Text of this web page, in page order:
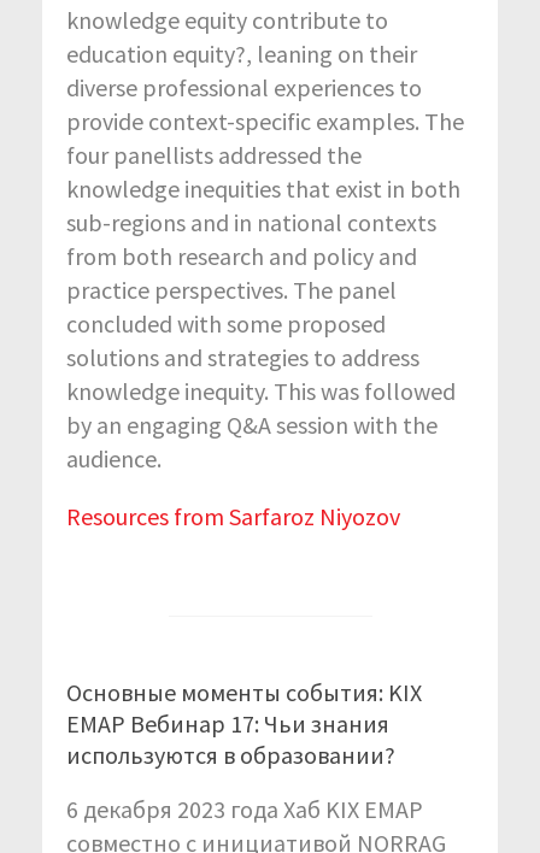
knowledge equity contribute to
education equity?, leaning on their
diverse professional experiences to
provide context-specific examples. The
four panellists addressed the
knowledge inequities that exist in both
sub-regions and in national contexts
from both research and policy and
practice perspectives. The panel
concluded with some proposed
solutions and strategies to address
knowledge inequity. This was followed
by an engaging Q&A session with the
audience.
Resources from Sarfaroz Niyozov
Основные моменты события: KIX
EMAP Вебинар 17: Чьи знания
используются в образовании?
6 декабря 2023 года Хаб KIX EMAP
совместно с инициативой NORRAG